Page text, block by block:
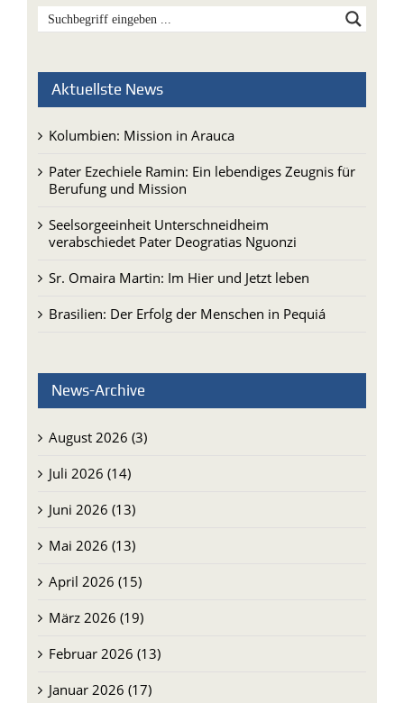
Aktuellste News
Kolumbien: Mission in Arauca
Pater Ezechiele Ramin: Ein lebendiges Zeugnis für
Berufung und Mission
Seelsorgeeinheit Unterschneidheim
verabschiedet Pater Deogratias Nguonzi
Sr. Omaira Martin: Im Hier und Jetzt leben
Brasilien: Der Erfolg der Menschen in Pequiá
News-Archive
August 2026 (3)
Juli 2026 (14)
Juni 2026 (13)
Mai 2026 (13)
April 2026 (15)
März 2026 (19)
Februar 2026 (13)
Januar 2026 (17)